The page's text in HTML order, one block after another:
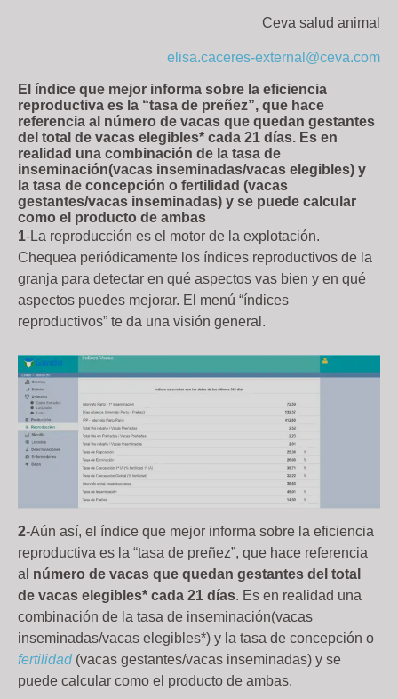
Ceva salud animal
elisa.caceres-external@ceva.com
El índice que mejor informa sobre la eficiencia
reproductiva es la “tasa de preñez”, que hace
referencia al número de vacas que quedan gestantes
del total de vacas elegibles* cada 21 días. Es en
realidad una combinación de la tasa de
inseminación(vacas inseminadas/vacas elegibles) y
la tasa de concepción o fertilidad (vacas
gestantes/vacas inseminadas) y se puede calcular
como el producto de ambas
1-La reproducción es el motor de la explotación.
Chequea periódicamente los índices reproductivos de la
granja para detectar en qué aspectos vas bien y en qué
aspectos puedes mejorar. El menú “índices
reproductivos” te da una visión general.
2-Aún así, el índice que mejor informa sobre la eficiencia
reproductiva es la “tasa de preñez”, que hace referencia
al número de vacas que quedan gestantes del total
de vacas elegibles* cada 21 días. Es en realidad una
combinación de la tasa de inseminación(vacas
inseminadas/vacas elegibles*) y la tasa de concepción o
fertilidad(vacas gestantes/vacas inseminadas) y se
puede calcular como el producto de ambas.